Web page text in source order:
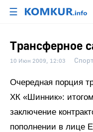
☰
Трансферное
10 Июн 2009, 12:03 Спорт
Очередная порция
ХК «Шинник»:
заключение
пополнении в лице